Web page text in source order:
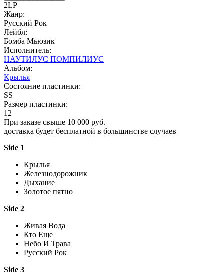
2LP
Жанр:
Русский Рок
Лейбл:
Бомба Мьюзик
Исполнитель:
НАУТИЛУС ПОМПИЛИУС
Альбом:
Крылья
Состояние пластинки:
SS
Размер пластинки:
12
При заказе свыше 10 000 руб.
доставка будет бесплатной в большинстве случаев
Side 1
Крылья
Железнодорожник
Дыхание
Золотое пятно
Side 2
Живая Вода
Кто Еще
Небо И Трава
Русский Рок
Side 3